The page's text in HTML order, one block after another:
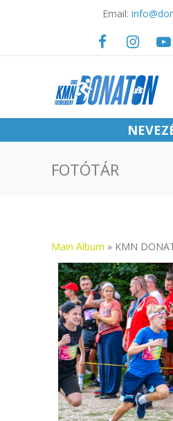
Email:
FOTÓTÁR
Main Album » KMN